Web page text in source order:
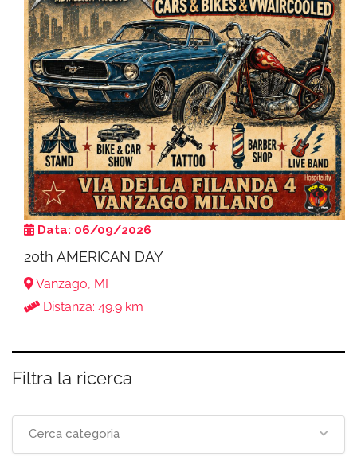
Data: 06/09/2026
20th AMERICAN DAY
Vanzago, MI
Distanza: 49.9 km
Filtra la ricerca
Cerca categoria